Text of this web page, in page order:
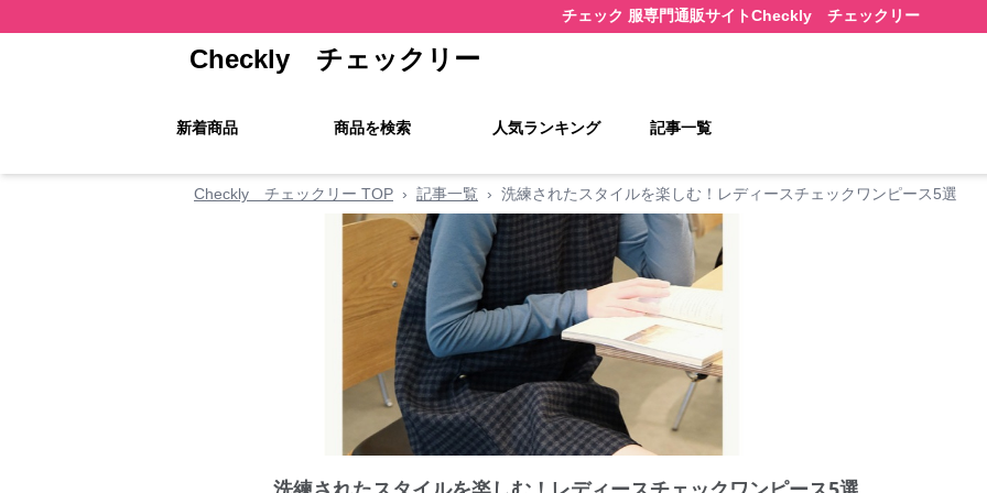
チェック 服専門通販サイトCheckly チェックリー
Checkly チェックリー
新着商品 商品を検索 人気ランキング 記事一覧
Checkly チェックリー TOP › 記事一覧 › 洗練されたスタイルを楽しむ！レディースチェックワンピース5選